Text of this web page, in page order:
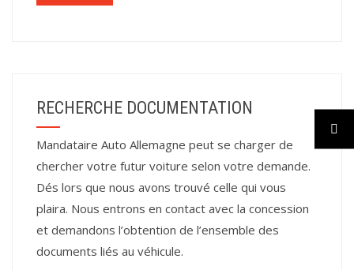
RECHERCHE DOCUMENTATION
Mandataire Auto Allemagne peut se charger de
chercher votre futur voiture selon votre demande.
Dés lors que nous avons trouvé celle qui vous
plaira. Nous entrons en contact avec la concession
et demandons l’obtention de l’ensemble des
documents liés au véhicule.